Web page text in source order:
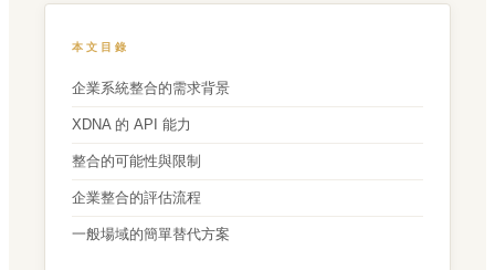
本文目錄
企業系統整合的需求背景
XDNA 的 API 能力
整合的可能性與限制
企業整合的評估流程
一般場域的簡單替代方案